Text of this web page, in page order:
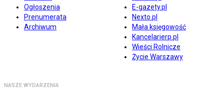
Ogłoszenia
Prenumerata
Archiwum
E-gazety.pl
Nexto.pl
Mała księgowość
Kancelarierp.pl
Wieści Rolnicze
Życie Warszawy
NASZE WYDARZENIA